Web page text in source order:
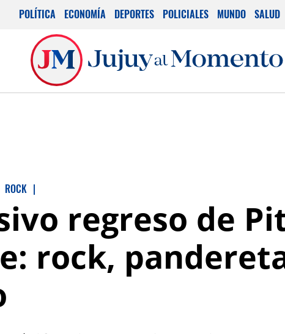
POLÍTICA ECONOMÍA DEPORTES POLICIALES MUNDO SALUD
ROCK |
regreso de
rock,